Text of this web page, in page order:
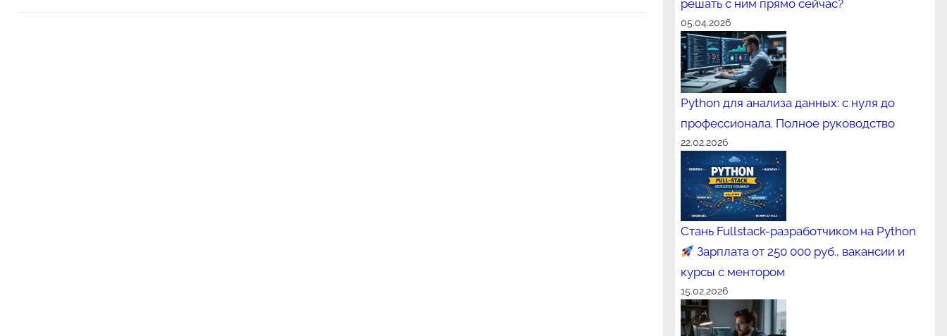
решать с ним прямо сейчас?
05.04.2026
Python для анализа данных: с нуля до
профессионала. Полное руководство
22.02.2026
Стань Fullstack-разработчиком на Python
Зарплата от 250 000 руб., вакансии и
курсы с ментором
15.02.2026